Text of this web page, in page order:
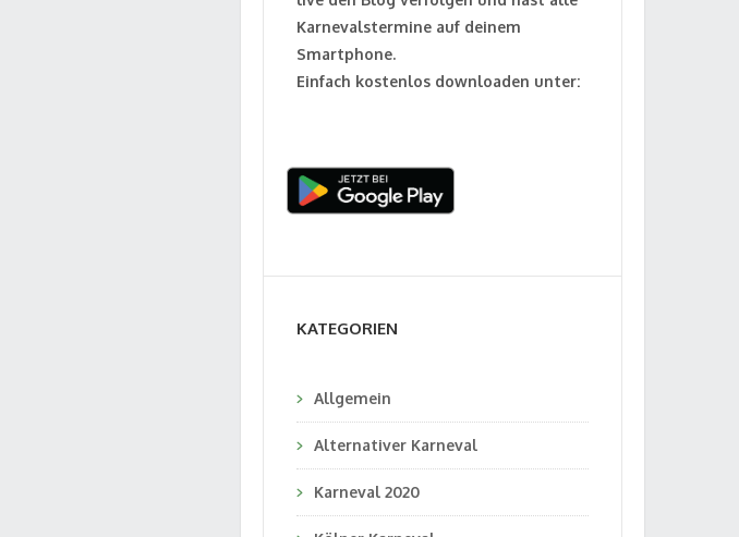
Karnevalstermine auf deinem
Smartphone.
Einfach kostenlos downloaden unter:
KATEGORIEN
Allgemein
Alternativer Karneval
Karneval 2020